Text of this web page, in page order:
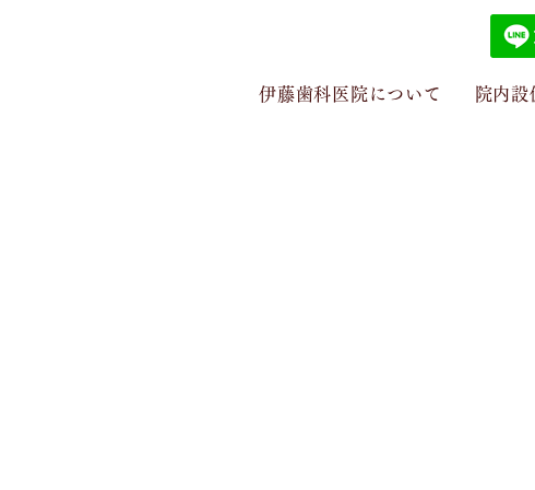
伊藤歯科医院について 院内設